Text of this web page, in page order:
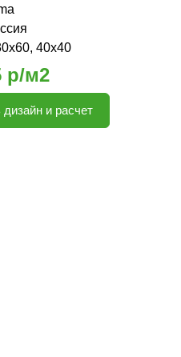
40x40
р/м2
дизайн и расчет